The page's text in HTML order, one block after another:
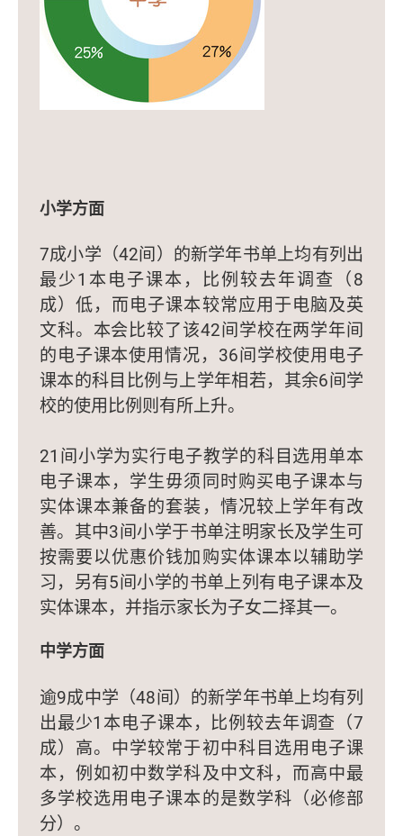
小学方面
7成小学（42间）的新学年书单上均有列出
最少1本电子课本，比例较去年调查（8
成）低，而电子课本较常应用于电脑及英
文科。本会比较了该42间学校在两学年间
的电子课本使用情况，36间学校使用电子
课本的科目比例与上学年相若，其余6间学
校的使用比例则有所上升。
21间小学为实行电子教学的科目选用单本
电子课本，学生毋须同时购买电子课本与
实体课本兼备的套装，情况较上学年有改
善。其中3间小学于书单注明家长及学生可
按需要以优惠价钱加购实体课本以辅助学
习，另有5间小学的书单上列有电子课本及
实体课本，并指示家长为子女二择其一。
中学方面
逾9成中学（48间）的新学年书单上均有列
出最少1本电子课本，比例较去年调查（7
成）高。中学较常于初中科目选用电子课
本，例如初中数学科及中文科，而高中最
多学校选用电子课本的是数学科（必修部
分）。